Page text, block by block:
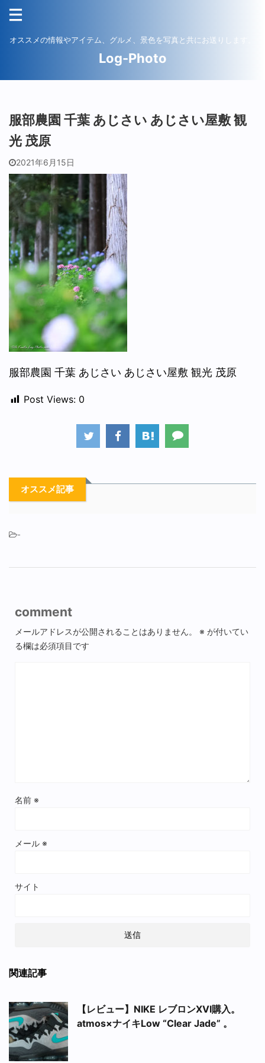
オススメの情報やアイテム、グルメ、景色を写真と共にお送りします。
Log-Photo
服部農園 千葉 あじさい あじさい屋敷 観
光 茂原
2021年6月15日
服部農園 千葉 あじさい あじさい屋敷 観光 茂原
Post Views: 0
オススメ記事
-
comment
メールアドレスが公開されることはありません。 ※ が付いてい
る欄は必須項目です
名前 ※
メール ※
サイト
関連記事
【レビュー】NIKE レブロンXVI購入。
atmos×ナイキLow “Clear Jade” 。